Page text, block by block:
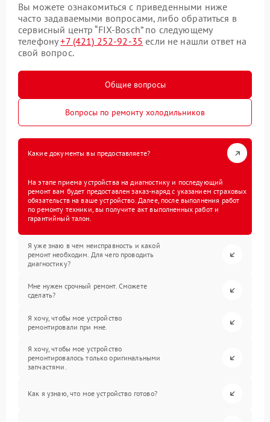
Вы можете ознакомиться с приведенными ниже
часто задаваемыми вопросами, либо обратиться в
сервисный центр “FIX-Bosch” по следующему
телефону+7 (421) 252-92-35 если не нашли ответ на
свой вопрос.
Общие вопросы
Вопросы по ремонту холодильников
Какие документы вы предоставляете?
На этапе приема устройства на диагностику и последующий
ремонт вам будет предоставлен заказ-наряд с указанием страховых
обязательств на ваше устройство. Далее, после выполнения работ
по ремонту техники, вы получите акт выполненных работ и
гарантийный талон.
Я уже знаю в чем неисправность и какой
ремонт необходим. Для чего проводить
диагностику?
Мне нужен срочный ремонт. Сможете
сделать?
Я хочу, чтобы мое устройство
ремонтировали при мне.
Я хочу, чтобы мое устройство
ремонтировалось только оригинальными
запчастями.
Как я узнаю, что мое устройство готово?